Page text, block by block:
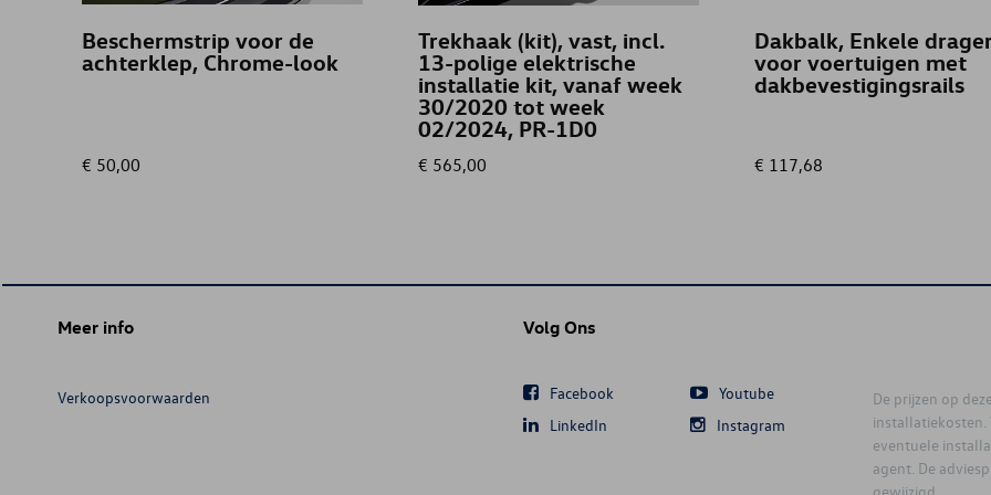
Beschermstrip voor de
achterklep, Chrome-look
€ 50,00
Trekhaak (kit), vast, incl.
13-polige elektrische
installatie kit, vanaf week
30/2020 tot week
02/2024, PR-1D0
€ 565,00
Dakbalk, Enkele
voor voertuigen met
dakbevestigingsrails
€ 117,68
Meer info
Verkoopsvoorwaarden
Volg Ons
Facebook
Youtube
LinkedIn
Instagram
De prijzen op
installatiekosten.
eventuele
agent. De